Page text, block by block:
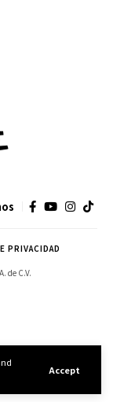
Accept
de C.V.
PRIVACIDAD